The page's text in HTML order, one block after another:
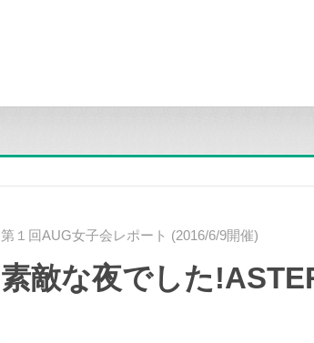
第１回AUG女子会レポート (2016/6/9開催)
素敵な夜でした